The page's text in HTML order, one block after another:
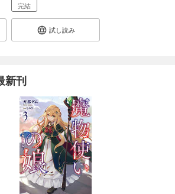
完結
試し読み
新刊